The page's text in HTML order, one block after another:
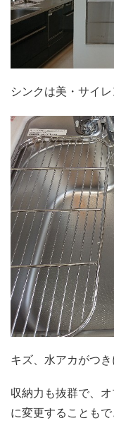
シンクは美・サイ
キズ、水アカがつ
収納力も抜群で、
に変更することも